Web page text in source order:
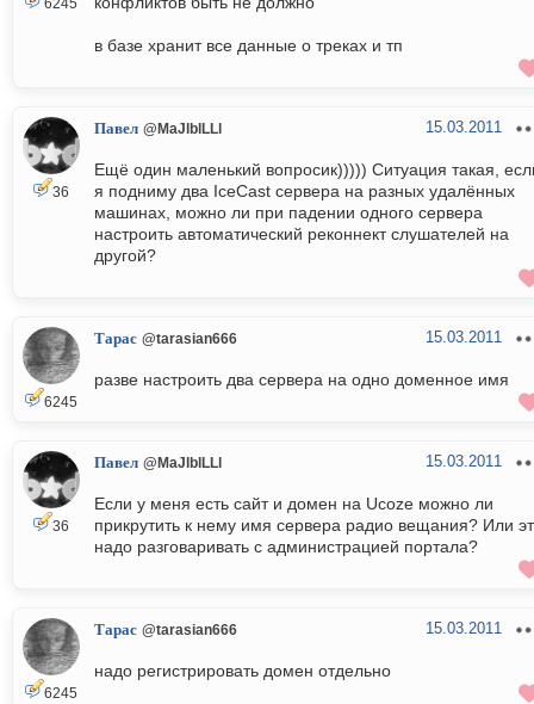
6245
в базе хранит все данные о треках и тп
36
Павел @MaJlblLLl 15.03.2011
Ещё один маленький вопросик))))) Ситуация такая,
я подниму два IceCast сервера на разных удалённых
машинах, можно ли при падении одного сервера
настроить автоматический реконнект слушателей на
другой?
6245
Тарас @tarasian666 15.03.2011
разве настроить два сервера на одно доменное имя
36
Павел @MaJlblLLl 15.03.2011
Если у меня есть сайт и домен на Ucozе можно ли
прикрутить к нему имя сервера радио вещания? Или
надо разговаривать с администрацией портала?
6245
Тарас @tarasian666 15.03.2011
надо регистрировать домен отдельно